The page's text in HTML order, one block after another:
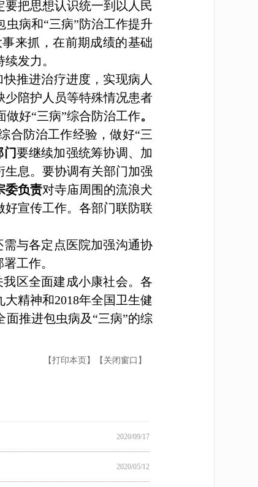
把思想认识统一到以人民
病和“三病”防治工作提升
来抓，在前期成绩的基础
发力。
快推进治疗进度，实现病人
陪护人员等特殊情况患者
做好“三病”综合防治工作。
合防治工作经验，做好“三
门要继续加强统筹协调、加
息。要协调有关部门加强
委负责对寺庙周围的流浪犬
宣传工作。各部门联防联
需与各定点医院加强沟通协
工作。
区全面建成小康社会。各
精神和2018年全国卫生健
推进包虫病及“三病”的综
【关闭窗口】
【打印本页】
2020/09/17
2020/05/12